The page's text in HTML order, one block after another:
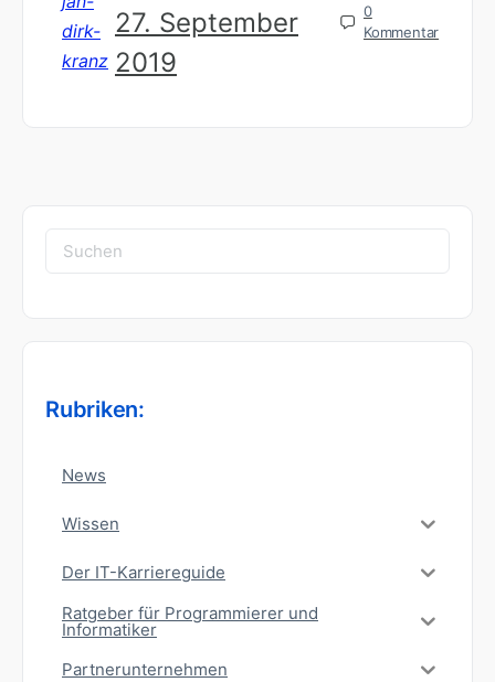
27. September
2019
0
Kommentar
Suchen
nach:
Rubriken:
News
Wissen
Der IT-Karriereguide
Ratgeber für Programmierer und
Informatiker
Partnerunternehmen